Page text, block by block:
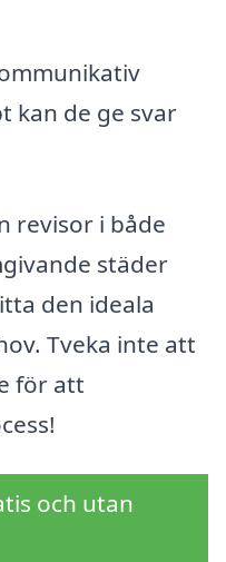
kan de ge svar
revisor i både
städer
den ideala
Tveka inte att
för att
och utan